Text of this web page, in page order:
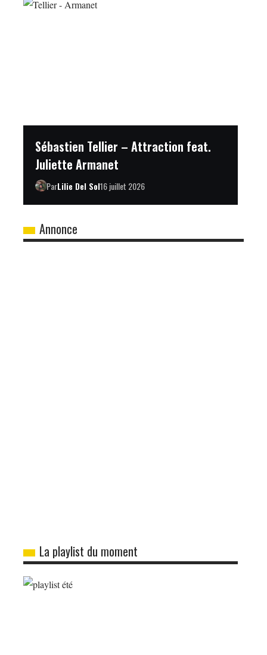
Sébastien Tellier – Attraction feat.
Juliette Armanet
ParLilie Del Sol16 juillet 2026
Annonce
La playlist du moment